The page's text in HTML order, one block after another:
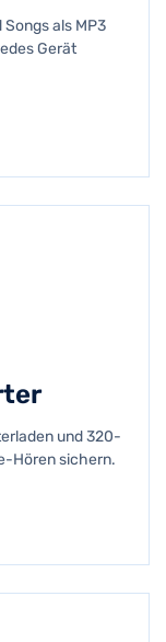
als MP3
Gerät
und 320-
Hören sichern.